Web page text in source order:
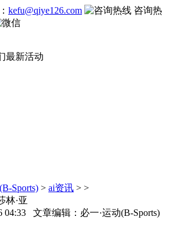
kefu@qiye126.com
咨询热
最新活动
Sports) > ai资讯 > >
林·亚
04:33 文章编辑：必一·运动(B-Sports)